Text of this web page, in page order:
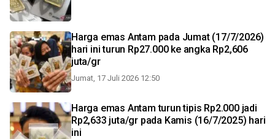
Harga emas Antam pada Jumat (17/7/2026)
hari ini turun Rp27.000 ke angka Rp2,606
juta/gr
Jumat, 17 Juli 2026 12:50
Harga emas Antam turun tipis Rp2.000 jadi
Rp2,633 juta/gr pada Kamis (16/7/2025) hari
ini